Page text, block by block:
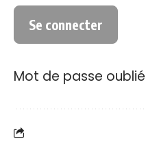
Mot de passe oublié